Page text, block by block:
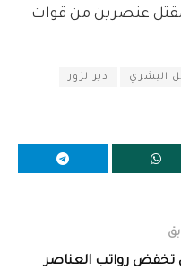
عنصرين من قوات
البشري ديرالزور
تخفض رواتب العناصر